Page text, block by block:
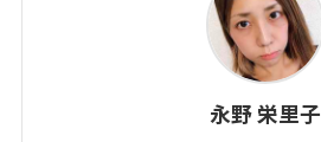
永野 栄里子